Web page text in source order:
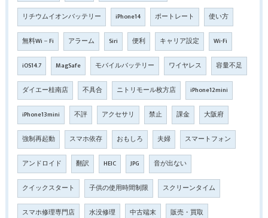
リチウムイオンバッテリー iPhone14 ポートレート 使い方
無料Wi－Fi アラーム Siri 便利 キャリア設定 Wi-Fi
iOS14.7 MagSafe モバイルバッテリー ワイヤレス 容量不足
ダイエー桂南店 不具合 ニトリモール枚方店 iPhone12mini
iPhone13mini 不評 アクセサリ 禁止 課金 大阪府
強制再起動 スマホ依存 おもしろ 夫婦 スマートフォン
アンドロイド 翻訳 HEIC JPG 音が出ない
クイックスタート 子供の使用時間制限 スクリーンタイム
スマホ修理専門店 水没修理 中古端末 販売・買取